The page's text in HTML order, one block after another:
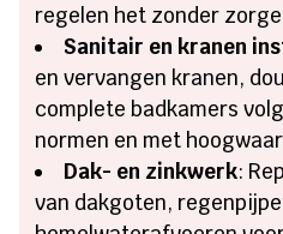
regelen het zonder
Sanitair en kranen
en vervangen kranen,
complete badkamers
normen en met
Dak- en zinkwerk:
van dakgoten,